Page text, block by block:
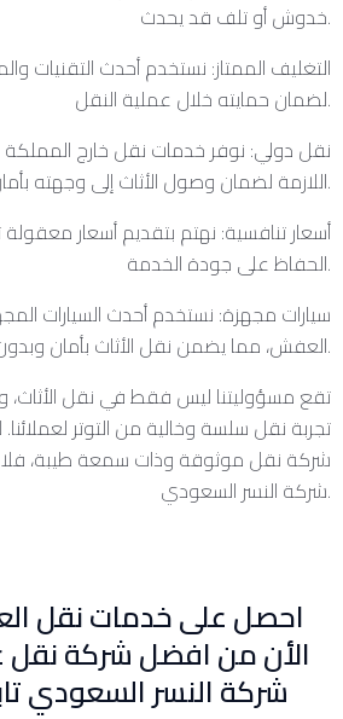
خدوش أو تلف قد يحدث.
التغليف الممتاز: نستخدم أحدث التقنيات
لضمان حمايته خلال عملية النقل.
نقل دولي: نوفر خدمات نقل خارج المملكة
اللازمة لضمان وصول الأثاث إلى وجهته بأمان.
أسعار تنافسية: نهتم بتقديم أسعار
الحفاظ على جودة الخدمة.
سيارات مجهزة: نستخدم أحدث السيارات
العفش، مما يضمن نقل الأثاث بأمان وبدون مخاطر.
تقع مسؤوليتنا ليس فقط في نقل الأثاث،
تجربة نقل سلسة وخالية من التوتر
شركة نقل موثوقة وذات سمعة طيبة، فلا
شركة النسر السعودي.
احصل على خدمات نقل
الأن من افضل شركة
شركة النسر السعودي